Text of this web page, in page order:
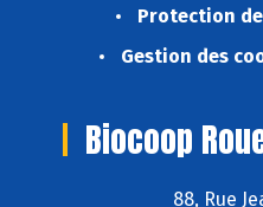
Protection
Gestion des
Biocoop
88, Rue